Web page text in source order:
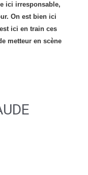
ici irresponsable,
On est bien ici
ici en train ces
metteur en scène